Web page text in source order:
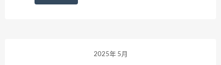
2025年 5月